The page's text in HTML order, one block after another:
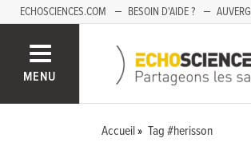
ECHOSCIENCES.COM BESOIN D'AIDE ?
MENU
Accueil Tag #herisson